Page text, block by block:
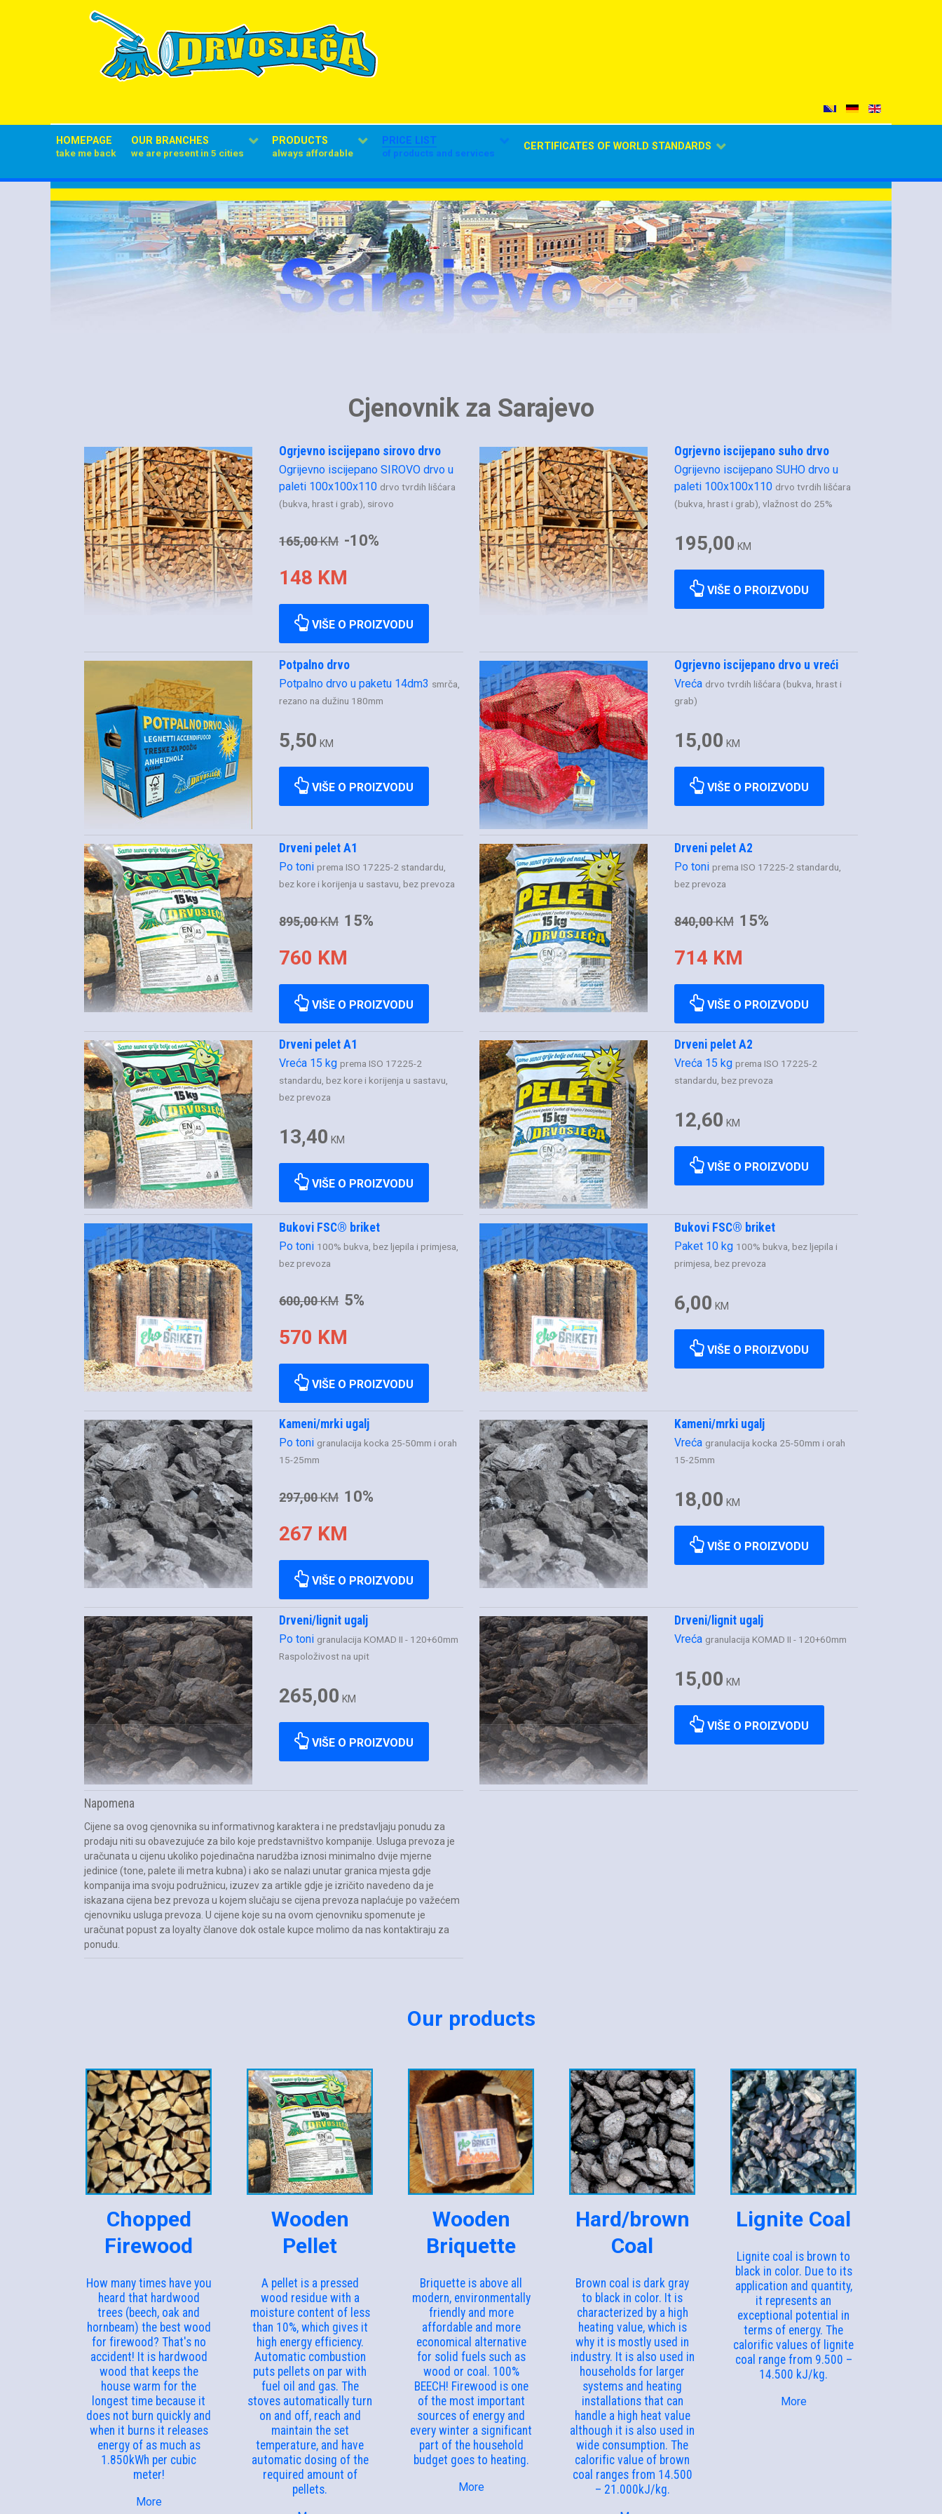
HOMEPAGE
take me back
OUR BRANCHES
we are present in 5 cities
PRODUCTS
always affordable
PRICE LIST
of products and services
CERTIFICATES OF WORLD STANDARDS
Cjenovnik za Sarajevo
Ogrjevno iscijepano sirovo drvo
Ogrijevno iscijepano SIROVO drvo u
paleti 100x100x110 drvo tvrdih lišćara
(bukva, hrast i grab), sirovo
165,00KM -10%
148 KM
VIŠE O PROIZVODU
Ogrjevno iscijepano suho drvo
Ogrijevno iscijepano SUHO drvo u
paleti 100x100x110 drvo tvrdih lišćara
(bukva, hrast i grab), vlažnost do 25%
195,00 KM
VIŠE O PROIZVODU
Potpalno drvo
Potpalno drvo u paketu 14dm3 smrča,
rezano na dužinu 180mm
5,50 KM
VIŠE O PROIZVODU
Ogrjevno iscijepano drvo u vreći
Vreća drvo tvrdih lišćara (bukva, hrast i
grab)
15,00 KM
VIŠE O PROIZVODU
Drveni pelet A1
Po toni prema ISO 17225-2 standardu,
bez kore i korijenja u sastavu, bez prevoza
895,00KM 15%
760 KM
VIŠE O PROIZVODU
Drveni pelet A2
Po toni prema ISO 17225-2 standardu,
bez prevoza
840,00KM 15%
714 KM
VIŠE O PROIZVODU
Drveni pelet A1
Vreća 15 kg prema ISO 17225-2
standardu, bez kore i korijenja u sastavu,
bez prevoza
13,40 KM
VIŠE O PROIZVODU
Drveni pelet A2
Vreća 15 kg prema ISO 17225-2
standardu, bez prevoza
12,60 KM
VIŠE O PROIZVODU
Bukovi FSC® briket
Po toni 100% bukva, bez ljepila i primjesa,
bez prevoza
600,00KM 5%
570 KM
VIŠE O PROIZVODU
Bukovi FSC® briket
Paket 10 kg 100% bukva, bez ljepila i
primjesa, bez prevoza
6,00 KM
VIŠE O PROIZVODU
Kameni/mrki ugalj
Po toni granulacija kocka 25-50mm i orah
15-25mm
297,00KM 10%
267 KM
VIŠE O PROIZVODU
Kameni/mrki ugalj
Vreća granulacija kocka 25-50mm i orah
15-25mm
18,00 KM
VIŠE O PROIZVODU
Drveni/lignit ugalj
Po toni granulacija KOMAD II - 120+60mm
Raspoloživost na upit
265,00 KM
VIŠE O PROIZVODU
Drveni/lignit ugalj
Vreća granulacija KOMAD II - 120+60mm
15,00 KM
VIŠE O PROIZVODU
Napomena
Cijene sa ovog cjenovnika su informativnog karaktera i ne predstavljaju ponudu za
prodaju niti su obavezujuće za bilo koje predstavništvo kompanije. Usluga prevoza je
uračunata u cijenu ukoliko pojedinačna narudžba iznosi minimalno dvije mjerne
jedinice (tone, palete ili metra kubna) i ako se nalazi unutar granica mjesta gdje
kompanija ima svoju podružnicu, izuzev za artikle gdje je izričito navedeno da je
iskazana cijena bez prevoza u kojem slučaju se cijena prevoza naplaćuje po važećem
cjenovniku usluga prevoza. U cijene koje su na ovom cjenovniku spomenute je
uračunat popust za loyalty članove dok ostale kupce molimo da nas kontaktiraju za
ponudu.
Our products
Chopped
Firewood
How many times have you
heard that hardwood
trees (beech, oak and
hornbeam) the best wood
for firewood? That's no
accident! It is hardwood
wood that keeps the
house warm for the
longest time because it
does not burn quickly and
when it burns it releases
energy of as much as
1.850kWh per cubic
meter!
More
Wooden
Pellet
A pellet is a pressed
wood residue with a
moisture content of less
than 10%, which gives it
high energy efficiency.
Automatic combustion
puts pellets on par with
fuel oil and gas. The
stoves automatically turn
on and off, reach and
maintain the set
temperature, and have
automatic dosing of the
required amount of
pellets.
Wooden
Briquette
Briquette is above all
modern, environmentally
friendly and more
affordable and more
economical alternative
for solid fuels such as
wood or coal. 100%
BEECH! Firewood is one
of the most important
sources of energy and
every winter a significant
part of the household
budget goes to heating.
More
Hard/brown
Coal
Brown coal is dark gray
to black in color. It is
characterized by a high
heating value, which is
why it is mostly used in
industry. It is also used in
households for larger
systems and heating
installations that can
handle a high heat value
although it is also used in
wide consumption. The
calorific value of brown
coal ranges from 14.500
– 21.000kJ/kg.
Lignite Coal
Lignite coal is brown to
black in color. Due to its
application and quantity,
it represents an
exceptional potential in
terms of energy. The
calorific values of lignite
coal range from 9.500 –
14.500 kJ/kg.
More